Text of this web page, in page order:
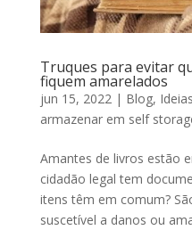
Truques para evitar
fiquem amarelados
jun 15, 2022| Blog,
armazenar em self
Amantes de livros estão
cidadão legal tem
itens têm em comum?
suscetível a danos ou